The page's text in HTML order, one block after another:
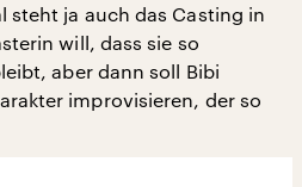
steht ja auch das Casting in
will, dass sie so
aber dann soll Bibi
improvisieren, der so